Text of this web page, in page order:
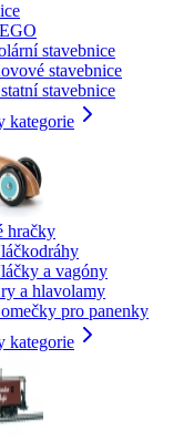
stavebnice
stavebnice
stavebnice
kategorie
hračky
a vagóny
a hlavolamy
pro panenky
kategorie